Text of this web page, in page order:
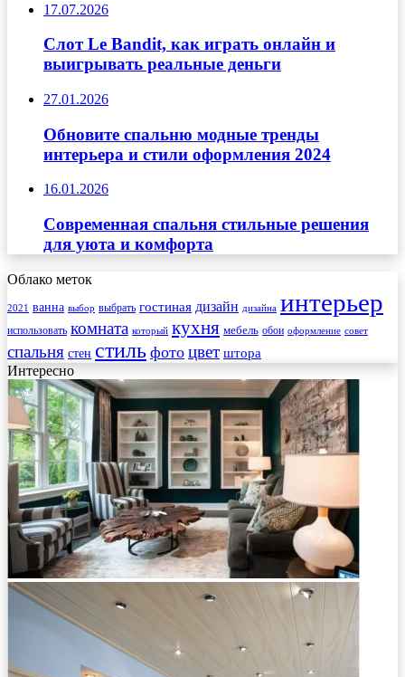
17.07.2026
Слот Le Bandit, как играть онлайн и
выигрывать реальные деньги
27.01.2026
Обновите спальню модные тренды
интерьера и стили оформления 2024
16.01.2026
Современная спальня стильные решения
для уюта и комфорта
Облако меток
2021 ванна выбор выбрать гостиная дизайн дизайна интерьер
использовать комната который кухня мебель обои оформление совет
спальня стен стиль фото цвет штора
Интересно